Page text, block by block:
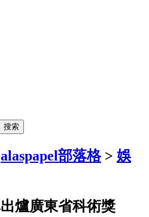
alaspapel部落格> 娛
爐廣東省科術獎